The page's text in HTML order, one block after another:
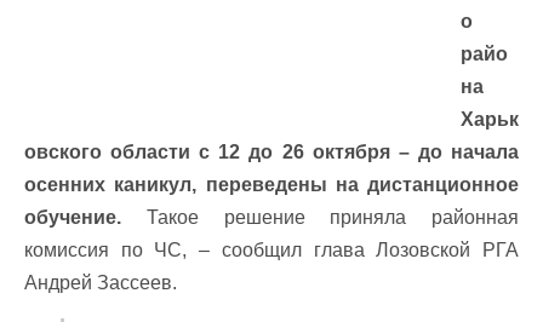
о
райо
на
Харьк
овского области с 12 до 26 октября – до начала
осенних каникул, переведены на дистанционное
обучение. Такое решение приняла районная
комиссия по ЧС, – сообщил глава Лозовской РГА
Андрей Зассеев.